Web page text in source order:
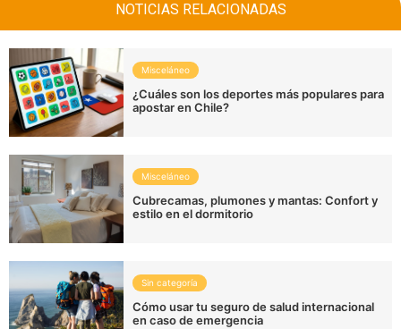
NOTICIAS RELACIONADAS
Misceláneo
¿Cuáles son los deportes más populares para
apostar en Chile?
Misceláneo
Cubrecamas, plumones y mantas: Confort y
estilo en el dormitorio
Sin categoría
Cómo usar tu seguro de salud internacional
en caso de emergencia